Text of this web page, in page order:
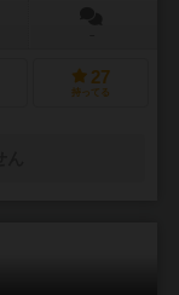
27
持ってる